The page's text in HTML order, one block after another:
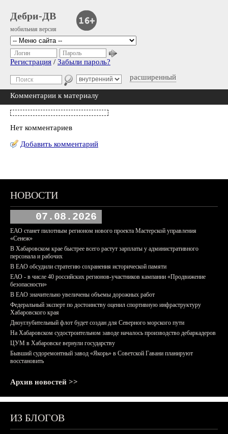
Дебри-ДВ
мобильная версия
расширенный
Логин Пароль
Регистрация / Забыли пароль?
Комментарии к материалу
Нет комментариев
Добавить комментарий
НОВОСТИ
07.08.2026
ЕАО станет пилотным регионом нового проекта Мастерской управления
«Сенеж»
В Хабаровском крае быстрее всего растут зарплаты у административного
персонала и рабочих
В ЕАО обсудили стратегию сохранения исторической памяти
ЕАО - в числе 40 российских регионов-участников кампании «Продвижение
безопасности»
В ЕАО значительно увеличены объемы дорожных работ
Федеральный эксперт по достоинству оценил спортивную инфраструктуру
Хабаровского края
Дноуглубительный флот будет создан для Северного морского пути
На Хабаровском судостроительном заводе началось производство дебаркадеров
ЦУМ в Хабаровске вернули государству
Бывший судоремонтный завод «Якорь» в Советской Гавани планируют
восстановить
Архив новостей >>
ИЗ БЛОГОВ